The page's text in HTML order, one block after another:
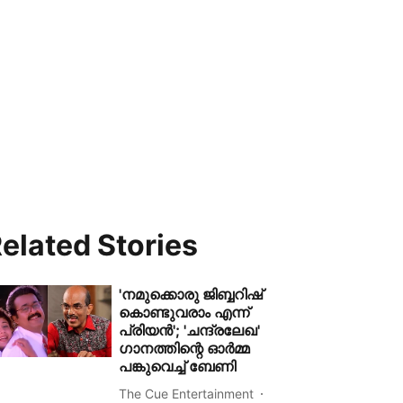
Stories
'നമുക്കൊരു ജിബ്ബറിഷ്
കൊണ്ടുവരാം എന്ന്
പ്രിയൻ'; 'ചന്ദ്രലേഖ'
ഗാനത്തിന്റെ ഓർമ്മ
പങ്കുവെച്ച് ബേണി
The Cue Entertainment